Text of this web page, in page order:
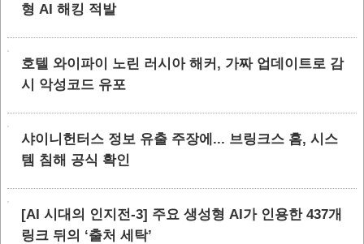
형 AI 해킹 적발
호텔 와이파이 노린 러시아 해커, 가짜 업데이트로 감
시 악성코드 유포
샤이니헌터스 정보 유출 주장에... 브링크스 홈, 시스
템 침해 공식 확인
[AI 시대의 인지전-3] 주요 생성형 AI가 인용한 437개
링크 뒤의 ‘출처 세탁’